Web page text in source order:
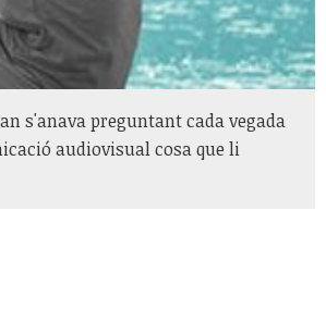
s'anava preguntant cada vegada
audiovisual cosa que li